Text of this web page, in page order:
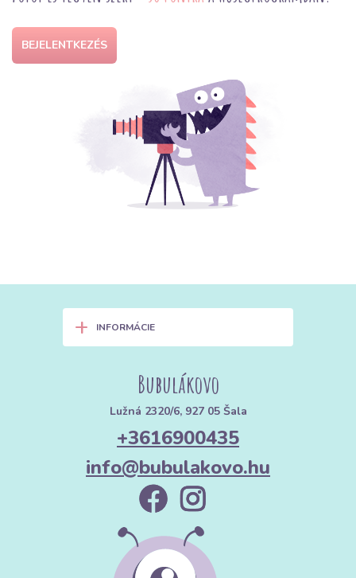
BEJELENTKEZÉS
+ INFORMÁCIE
Bubulákovo
Lužná 2320/6, 927 05 Šala
+3616900435
info@bubulakovo.hu